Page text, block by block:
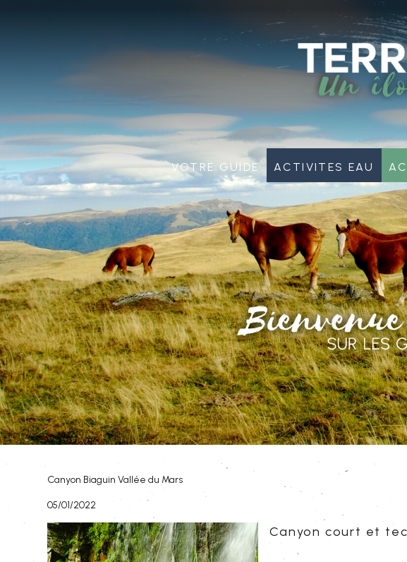
Votre guide Activites Eau
Canyon Biaguin Vallée du Mars
05/01/2022
Canyon court et